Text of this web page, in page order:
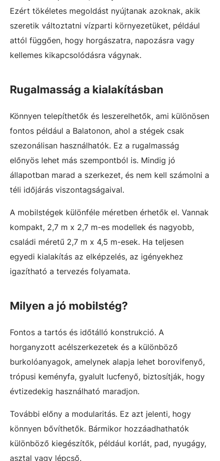
Ezért tökéletes megoldást nyújtanak azoknak, akik
szeretik változtatni vízparti környezetüket, például
attól függően, hogy horgászatra, napozásra vagy
kellemes kikapcsolódásra vágynak.
Rugalmasság a kialakításban
Könnyen telepíthetők és leszerelhetők, ami különösen
fontos például a Balatonon, ahol a stégek csak
szezonálisan használhatók. Ez a rugalmasság
előnyös lehet más szempontból is. Mindig jó
állapotban marad a szerkezet, és nem kell számolni a
téli időjárás viszontagságaival.
A mobilstégek különféle méretben érhetők el. Vannak
kompakt, 2,7 m x 2,7 m-es modellek és nagyobb,
családi méretű 2,7 m x 4,5 m-esek. Ha teljesen
egyedi kialakítás az elképzelés, az igényekhez
igazítható a tervezés folyamata.
Milyen a jó mobilstég?
Fontos a tartós és időtálló konstrukció. A
horganyzott acélszerkezetek és a különböző
burkolóanyagok, amelynek alapja lehet borovifenyő,
trópusi keményfa, gyalult lucfenyő, biztosítják, hogy
évtizedekig használható maradjon.
További előny a modularitás. Ez azt jelenti, hogy
könnyen bővíthetők. Bármikor hozzáadhathatók
különböző kiegészítők, például korlát, pad, nyugágy,
asztal vagy lépcső.